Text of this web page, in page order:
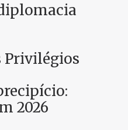
Privilégios
2026